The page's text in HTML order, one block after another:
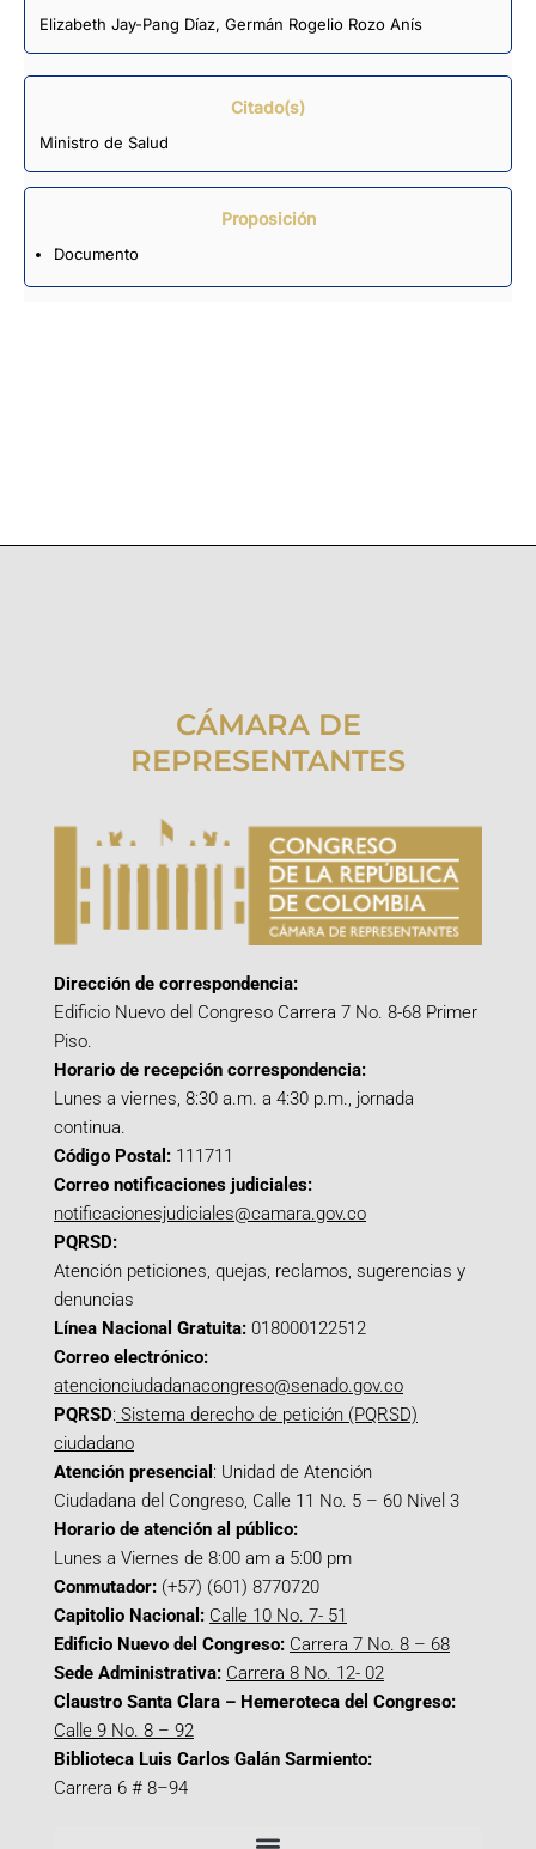
Elizabeth Jay-Pang Díaz, Germán Rogelio Rozo Anís
Citado(s)
Ministro de Salud
Proposición
Documento
CÁMARA DE
REPRESENTANTES
Dirección de correspondencia:
Edificio Nuevo del Congreso Carrera 7 No. 8-68 Primer
Piso.
Horario de recepción correspondencia:
Lunes a viernes, 8:30 a.m. a 4:30 p.m., jornada
continua.
Código Postal: 111711
Correo notificaciones judiciales:
notificacionesjudiciales@camara.gov.co
PQRSD:
Atención peticiones, quejas, reclamos, sugerencias y
denuncias
Línea Nacional Gratuita: 018000122512
Correo electrónico:
atencionciudadanacongreso@senado.gov.co
PQRSD: Sistema derecho de petición (PQRSD)
ciudadano
Atención presencial : Unidad de Atención
Ciudadana del Congreso, Calle 11 No. 5 – 60 Nivel 3
Horario de atención al público:
Lunes a Viernes de 8:00 am a 5:00 pm
Conmutador: (+57) (601) 8770720
Capitolio Nacional: Calle 10 No. 7- 51
Edificio Nuevo del Congreso: Carrera 7 No. 8 – 68
Sede Administrativa: Carrera 8 No. 12- 02
Claustro Santa Clara – Hemeroteca del Congreso:
Calle 9 No. 8 – 92
Biblioteca Luis Carlos Galán Sarmiento:
Carrera 6 # 8–94